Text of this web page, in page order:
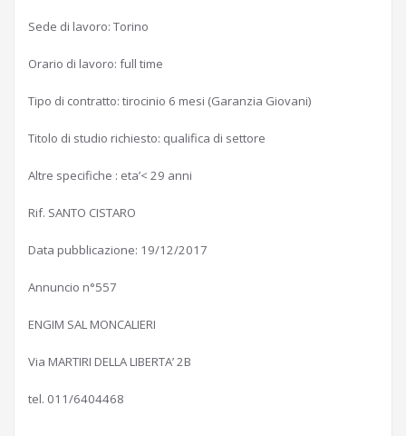
Sede di lavoro: Torino
Orario di lavoro: full time
Tipo di contratto: tirocinio 6 mesi (Garanzia Giovani)
Titolo di studio richiesto: qualifica di settore
Altre specifiche : eta’< 29 anni
Rif. SANTO CISTARO
Data pubblicazione: 19/12/2017
Annuncio n°557
ENGIM SAL MONCALIERI
Via MARTIRI DELLA LIBERTA’ 2B
tel. 011/6404468